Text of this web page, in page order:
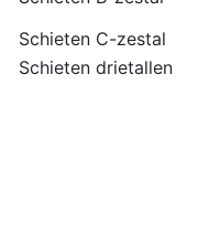
Schieten C-zestal
Schieten drietallen